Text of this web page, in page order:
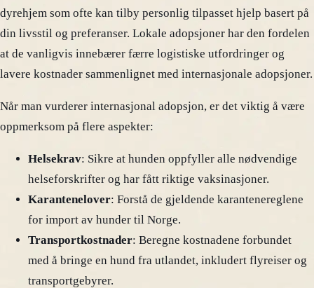
dyrehjem som ofte kan tilby personlig tilpasset hjelp basert på
din livsstil og preferanser. Lokale adopsjoner har den fordelen
at de vanligvis innebærer færre logistiske utfordringer og
lavere kostnader sammenlignet med internasjonale adopsjoner.
Når man vurderer internasjonal adopsjon, er det viktig å være
oppmerksom på flere aspekter:
Helsekrav: Sikre at hunden oppfyller alle nødvendige
helseforskrifter og har fått riktige vaksinasjoner.
Karantenelover: Forstå de gjeldende karantenereglene
for import av hunder til Norge.
Transportkostnader: Beregne kostnadene forbundet
med å bringe en hund fra utlandet, inkludert flyreiser og
transportgebyrer.